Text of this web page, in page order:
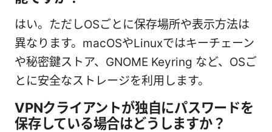
はい。ただしOSごとに保存場所や表示方法は
異なります。macOSやLinuxではキーチェーン
や秘密鍵ストア、GNOME Keyring など、OSご
とに安全なストレージを利用します。
VPNクライアントが独自にパスワードを
保存している場合はどうしますか？